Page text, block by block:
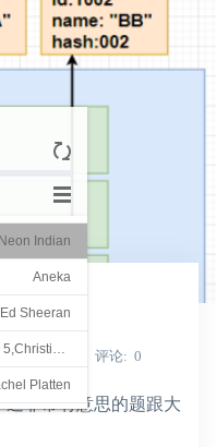
题
浏览 6325 评论 0
道非常有意思的题跟大
Neon Indian
Aneka
Ed Sheeran
Platten